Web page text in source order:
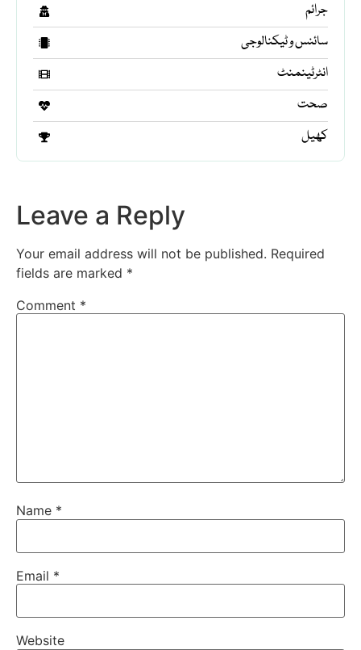
جرائم
سائنس و ٹیکنالوجی
انٹرٹینمنٹ
صحت
کھیل
Leave a Reply
Your email address will not be published. Required
fields are marked *
Comment *
Name *
Email *
Website